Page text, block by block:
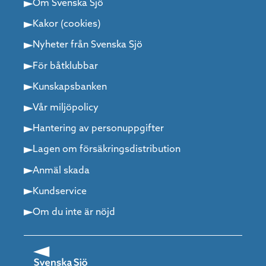
Om Svenska Sjö
Kakor (cookies)
Nyheter från Svenska Sjö
För båtklubbar
Kunskapsbanken
Vår miljöpolicy
Hantering av personuppgifter
Lagen om försäkringsdistribution
Anmäl skada
Kundservice
Om du inte är nöjd